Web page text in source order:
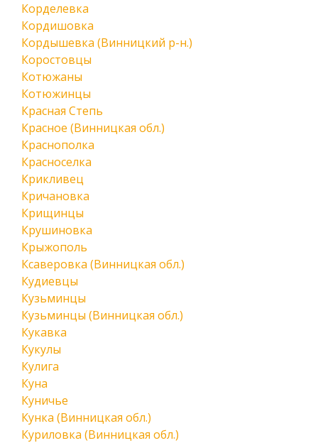
Корделевка
Кордишовка
Кордышевка (Винницкий р-н.)
Коростовцы
Котюжаны
Котюжинцы
Красная Степь
Красное (Винницкая обл.)
Краснополка
Красноселка
Крикливец
Кричановка
Крищинцы
Крушиновка
Крыжополь
Ксаверовка (Винницкая обл.)
Кудиевцы
Кузьминцы
Кузьминцы (Винницкая обл.)
Кукавка
Кукулы
Кулига
Куна
Куничье
Кунка (Винницкая обл.)
Куриловка (Винницкая обл.)